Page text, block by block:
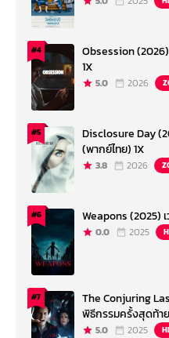
#4
Obsession
1X
5.0 2026
#5
Disclosure Day
(พากย์ไทย) 1X
3.8 2026
#6 Weapons (2025)
0.0 2025
#7
The Conjuring
พิธีกรรมครั้งสุดท้า
5.0 2025